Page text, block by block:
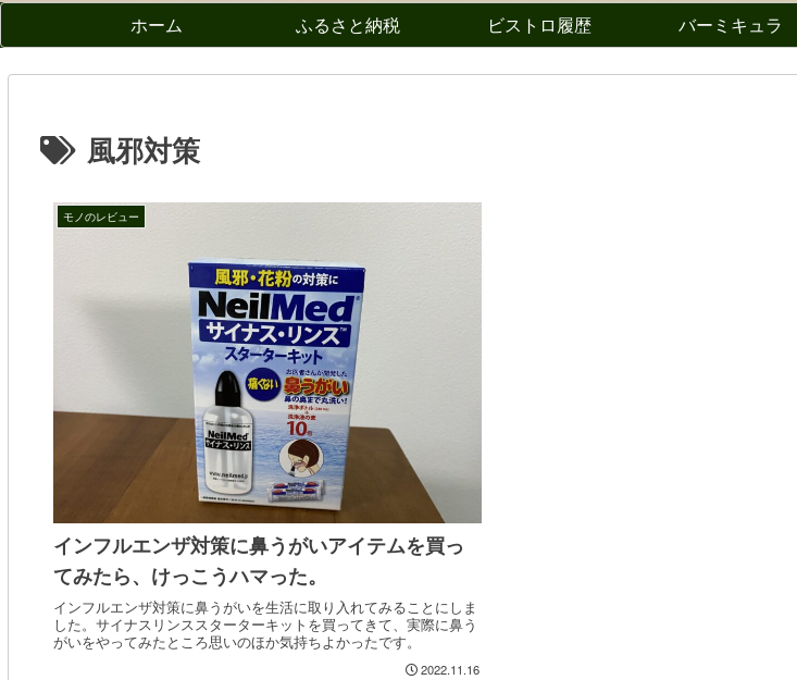
ホーム ふるさと納税 ビストロ履歴 バーミキュラ
風邪対策
モノのレビュー
インフルエンザ対策に鼻うがいアイテムを買っ
てみたら、けっこうハマった。
インフルエンザ対策に鼻うがいを生活に取り入れてみることにしま
した。サイナスリンススターターキットを買ってきて、実際に鼻う
がいをやってみたところ思いのほか気持ちよかったです。
2022.11.16